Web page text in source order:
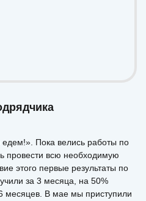
Пока велись работы по
провести всю необходимую
этого первые результаты по
за 3 месяца, на 50%
месяцев. В мае мы приступили